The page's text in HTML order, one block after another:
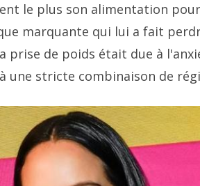
le plus son alimentation
marquante qui lui a fait
prise de poids était due à
une stricte combinaison de